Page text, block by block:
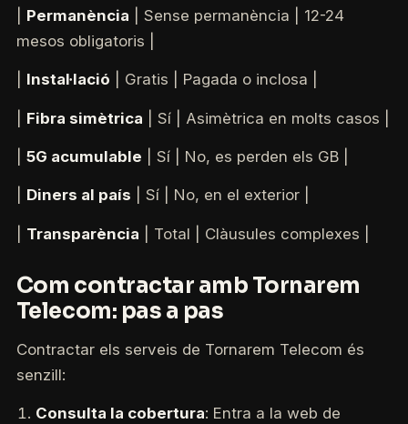
Permanència | Sense permanència | 12-24
mesos obligatoris |
Instal·lació | Gratis | Pagada o inclosa |
Fibra simètrica | Sí | Asimètrica en molts casos |
5G acumulable | Sí | No, es perden els GB |
Diners al país | Sí | No, en el exterior |
Transparència | Total | Clàusules complexes |
Com contractar amb Tornarem
Telecom: pas a pas
Contractar els serveis de Tornarem Telecom és
senzill:
Consulta la cobertura: Entra a la web de